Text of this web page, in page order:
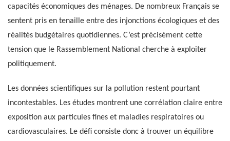
capacités économiques des ménages. De nombreux Français se
sentent pris en tenaille entre des injonctions écologiques et des
réalités budgétaires quotidiennes. C’est précisément cette
tension que le Rassemblement National cherche à exploiter
politiquement.
Les données scientifiques sur la pollution restent pourtant
incontestables. Les études montrent une corrélation claire entre
exposition aux particules fines et maladies respiratoires ou
cardiovasculaires. Le défi consiste donc à trouver un équilibre